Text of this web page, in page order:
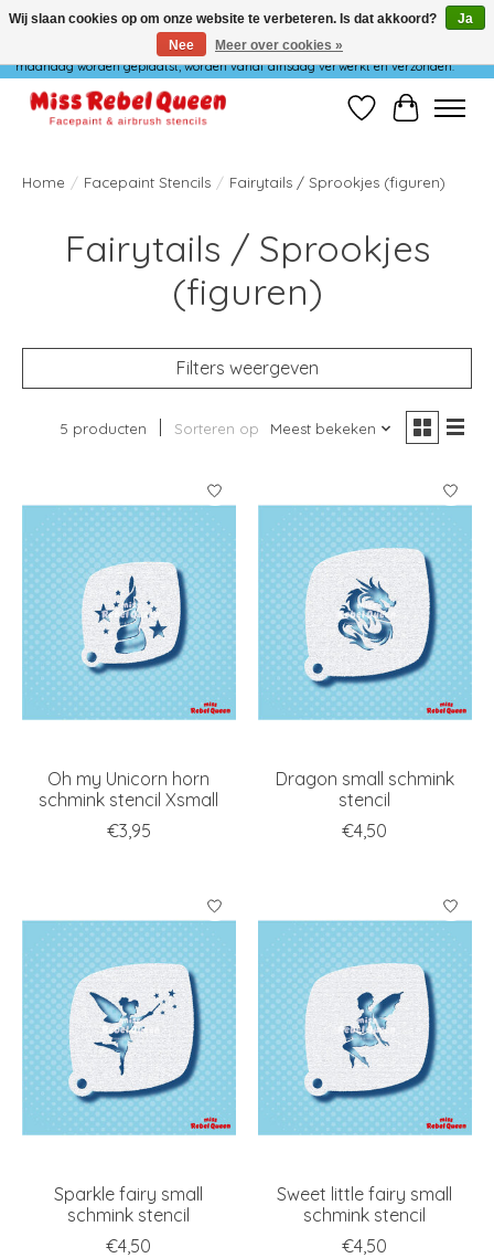
Wij verzenden niet op maandag. Bestellingen die in het weekend of op
maandag worden geplaatst, worden vanaf dinsdag verwerkt en verzonden.
Verlanglijst
Home / Facepaint Stencils / Fairytails / Sprookjes (figuren)
Fairytails / Sprookjes
(figuren)
Filters weergeven
5 producten Sorteren op Meest bekeken
Oh my Unicorn horn
schmink stencil Xsmall
€3,95
Dragon small schmink
stencil
€4,50
Sparkle fairy small
schmink stencil
€4,50
Sweet little fairy small
schmink stencil
€4,50
Wij slaan cookies op om onze website te verbeteren. Is dat akkoord?
Ja
Nee
Meer over cookies »